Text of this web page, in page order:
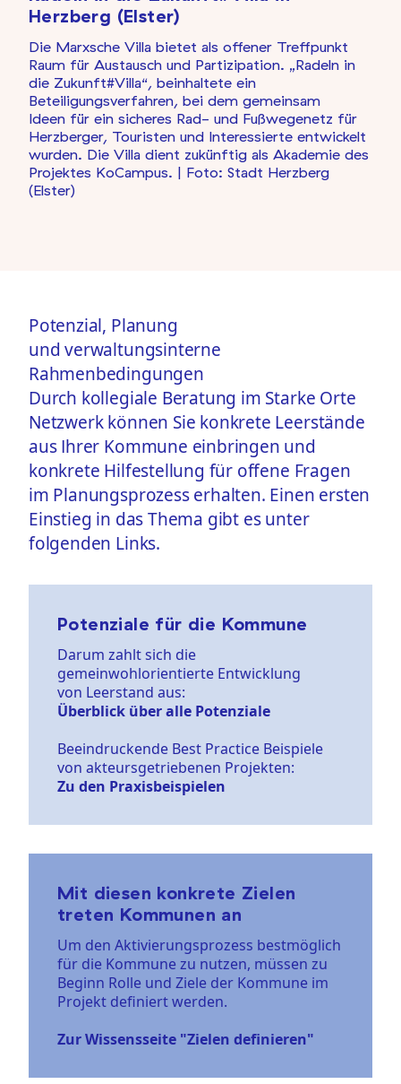
Herzberg (Elster)
Die Marxsche Villa bietet als offener Treffpunkt
Raum für Austausch und Partizipation. „Radeln in
die Zukunft#Villa“, beinhaltete ein
Beteiligungsverfahren, bei dem gemeinsam
Ideen für ein sicheres Rad- und Fußwegenetz für
Herzberger, Touristen und Interessierte entwickelt
wurden. Die Villa dient zukünftig als Akademie des
Projektes KoCampus. | Foto: Stadt Herzberg
(Elster)
Potenzial, Planung
und verwaltungsinterne
Rahmenbedingungen
Durch kollegiale Beratung im Starke Orte
Netzwerk können Sie konkrete Leerstände
aus Ihrer Kommune einbringen und
konkrete Hilfestellung für offene Fragen
im Planungsprozess erhalten. Einen ersten
Einstieg in das Thema gibt es unter
folgenden Links.
Potenziale für die Kommune
Darum zahlt sich die
gemeinwohlorientierte Entwicklung
von Leerstand aus:
Überblick über alle Potenziale
Beeindruckende Best Practice Beispiele
von akteursgetriebenen Projekten:
Zu den Praxisbeispielen
Mit diesen konkrete Zielen
treten Kommunen an
Um den Aktivierungsprozess bestmöglich
für die Kommune zu nutzen, müssen zu
Beginn Rolle und Ziele der Kommune im
Projekt definiert werden.
Zur Wissensseite "Zielen definieren"